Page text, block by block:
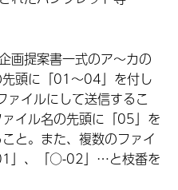
画提案書一式のア～カの
頭に「01～04」を付し
イルにして送信するこ
イル名の先頭に「05」を
と。また、複数のファイ
」、「○-02」…と枝番を